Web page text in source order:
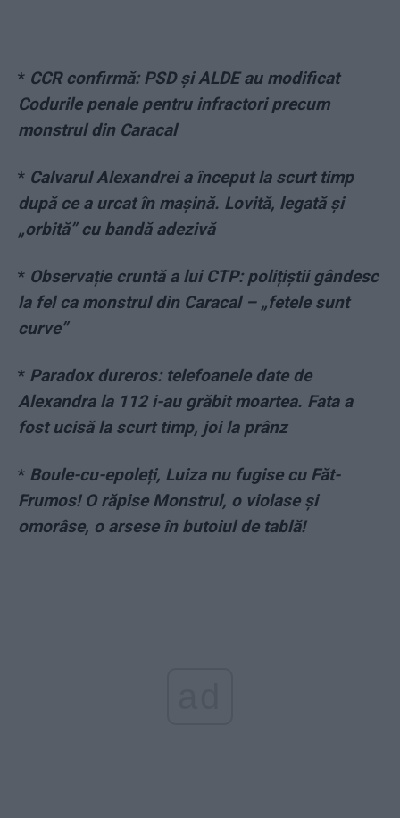
* CCR confirmă: PSD și ALDE au modificat
Codurile penale pentru infractori precum
monstrul din Caracal
* Calvarul Alexandrei a început la scurt timp
după ce a urcat în mașină. Lovită, legată și
„orbită” cu bandă adezivă
* Observație cruntă a lui CTP: polițiștii gândesc
la fel ca monstrul din Caracal – „fetele sunt
curve”
* Paradox dureros: telefoanele date de
Alexandra la 112 i-au grăbit moartea. Fata a
fost ucisă la scurt timp, joi la prânz
* Boule-cu-epoleți, Luiza nu fugise cu Făt-
Frumos! O răpise Monstrul, o violase și
omorâse, o arsese în butoiul de tablă!